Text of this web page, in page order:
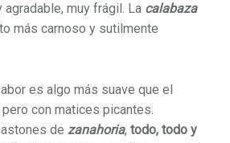
agradable, muy frágil. La calabaza
más carnoso y sutilmente
es algo más suave que el
con matices picantes.
de zanahoria, todo, todo y